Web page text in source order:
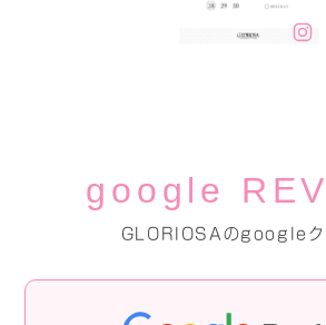
google
GLORIOSAのgoogleク